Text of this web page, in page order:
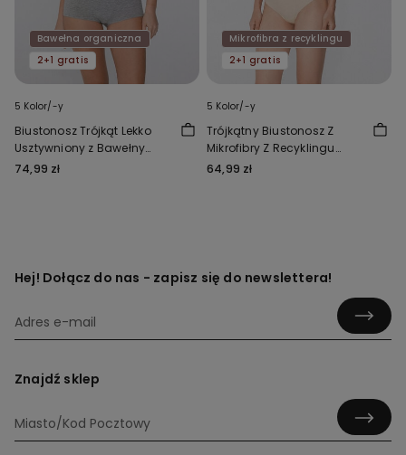
Bawełna organiczna
2+1 gratis
5 Kolor/-y
Biustonosz Trójkąt Lekko
Usztywniony z Bawełny
Organicznej London
74,99 zł
Mikrofibra z recyklingu
2+1 gratis
5 Kolor/-y
Trójkątny Biustonosz Z
Mikrofibry Z Recyklingu
Lisbon
64,99 zł
Hej! Dołącz do nas - zapisz się do newslettera!
Znajdź sklep